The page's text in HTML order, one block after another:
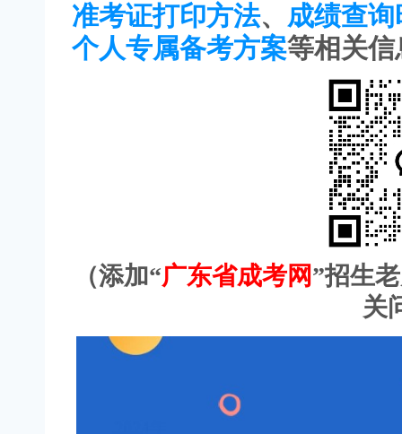
准考证打印方法、 成绩查询
个人专属备考方案等相关信
（添加“广东省成考网”招生
关